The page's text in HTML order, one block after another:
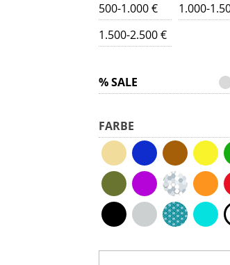
500-1.000 €
1.000-
1.500-2.500 €
% SALE
FARBE